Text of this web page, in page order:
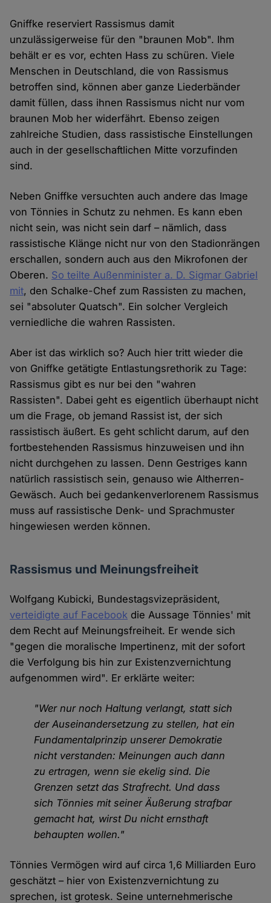
Gniffke reserviert Rassismus damit
unzulässigerweise für den "braunen Mob". Ihm
behält er es vor, echten Hass zu schüren. Viele
Menschen in Deutschland, die von Rassismus
betroffen sind, können aber ganze Liederbänder
damit füllen, dass ihnen Rassismus nicht nur vom
braunen Mob her widerfährt. Ebenso zeigen
zahlreiche Studien, dass rassistische Einstellungen
auch in der gesellschaftlichen Mitte vorzufinden
sind.
Neben Gniffke versuchten auch andere das Image
von Tönnies in Schutz zu nehmen. Es kann eben
nicht sein, was nicht sein darf – nämlich, dass
rassistische Klänge nicht nur von den Stadionrängen
erschallen, sondern auch aus den Mikrofonen der
Oberen. So teilte Außenminister a. D. Sigmar Gabriel
mit, den Schalke-Chef zum Rassisten zu machen,
sei "absoluter Quatsch". Ein solcher Vergleich
verniedliche die wahren Rassisten.
Aber ist das wirklich so? Auch hier tritt wieder die
von Gniffke getätigte Entlastungsrethorik zu Tage:
Rassismus gibt es nur bei den "wahren
Rassisten". Dabei geht es eigentlich überhaupt nicht
um die Frage, ob jemand Rassist ist, der sich
rassistisch äußert. Es geht schlicht darum, auf den
fortbestehenden Rassismus hinzuweisen und ihn
nicht durchgehen zu lassen. Denn Gestriges kann
natürlich rassistisch sein, genauso wie Altherren-
Gewäsch. Auch bei gedankenverlorenem Rassismus
muss auf rassistische Denk- und Sprachmuster
hingewiesen werden können.
Rassismus und Meinungsfreiheit
Wolfgang Kubicki, Bundestagsvizepräsident,
verteidigte auf Facebook die Aussage Tönnies' mit
dem Recht auf Meinungsfreiheit. Er wende sich
"gegen die moralische Impertinenz, mit der sofort
die Verfolgung bis hin zur Existenzvernichtung
aufgenommen wird". Er erklärte weiter:
"Wer nur noch Haltung verlangt, statt sich
der Auseinandersetzung zu stellen, hat ein
Fundamentalprinzip unserer Demokratie
nicht verstanden: Meinungen auch dann
zu ertragen, wenn sie ekelig sind. Die
Grenzen setzt das Strafrecht. Und dass
sich Tönnies mit seiner Äußerung strafbar
gemacht hat, wirst Du nicht ernsthaft
behaupten wollen."
Tönnies Vermögen wird auf circa 1,6 Milliarden Euro
geschätzt – hier von Existenzvernichtung zu
sprechen, ist grotesk. Seine unternehmerische